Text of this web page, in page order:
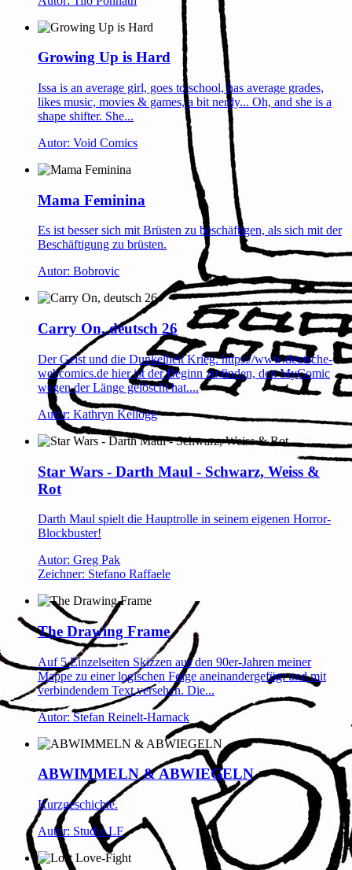
Growing Up is Hard
Issa is an average girl, goes to school, has average grades,
likes music, movies & games, a bit nerdy... Oh, and she is a
shape shifter. She...
Autor: Void Comics
Mama Feminina
Es ist besser sich mit Brüsten zu beschäftigen, als sich mit der
Beschäftigung zu brüsten.
Autor: Bobrovic
Carry On, deutsch 26
Der Geist und die Dunkelheit Krieg. https://www.deutsche-
webcomics.de hier ist der Beginn zu finden, den MyComic
wegen der Länge gelöscht hat....
Autor: Kathryn Kellogg
Star Wars - Darth Maul - Schwarz, Weiss &
Rot
Darth Maul spielt die Hauptrolle in seinem eigenen Horror-
Blockbuster!
Autor: Greg Pak
Zeichner: Stefano Raffaele
The Drawing Frame
Auf 5 Einzelseiten Skizzen aus den 90er-Jahren meiner
Mappe zu einer logischen Folge aneinandergefügt und mit
verbindendem Text versehen. Die...
Autor: Stefan Reinelt-Harnack
ABWIMMELN & ABWIEGELN
Kurzgeschichte.
Autor: Studio LF